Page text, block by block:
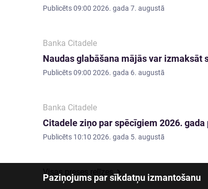
Paziņojums par sīkdatņu izmantošanu
Publicēts09:00 2026. gada 7. augustā
Banka Citadele
Naudas glabāšana mājās var izmaksāt
Publicēts09:00 2026. gada 6. augustā
Banka Citadele
Citadele ziņo par spēcīgiem 2026.
Publicēts 10:10 2026. gada 5. augustā
Visas preses relīzes